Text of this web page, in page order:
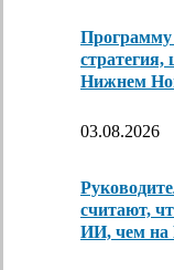
Программу
стратегия,
Нижнем
03.08.2026
считают,
ИИ, чем